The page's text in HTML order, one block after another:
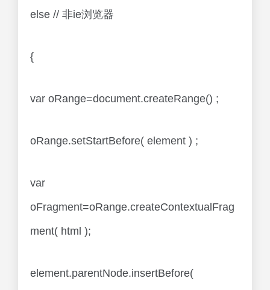
else // 非ie浏览器
{
var oRange=document.createRange() ;
oRange.setStartBefore( element ) ;
var
oFragment=oRange.createContextualFrag
ment( html );
element.parentNode.insertBefore(